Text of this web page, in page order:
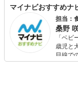
マイナビおすすめナ
担当：
桑野
「ベ
歳児と
目線で
食品選